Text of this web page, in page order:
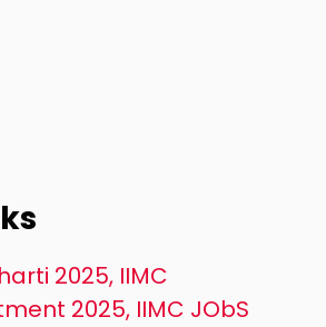
2025, IIMC
2025, IIMC JObS